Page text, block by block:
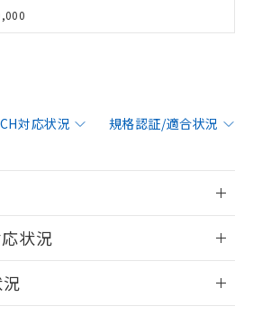
対応状況 規格認証/適合状況
いただくと、CADデータをダウンロー
す。
状況
・凡例